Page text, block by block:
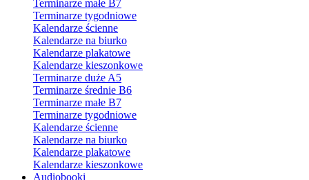
Terminarze małe B7
Terminarze tygodniowe
Kalendarze ścienne
Kalendarze na biurko
Kalendarze plakatowe
Kalendarze kieszonkowe
Terminarze duże A5
Terminarze średnie B6
Terminarze małe B7
Terminarze tygodniowe
Kalendarze ścienne
Kalendarze na biurko
Kalendarze plakatowe
Kalendarze kieszonkowe
Audiobooki